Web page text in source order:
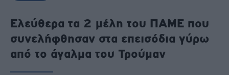
Real
Estate
Ενέργεια
Ελεύθερα τα 2 μέλη του ΠΑΜΕ που
συνελήφθησαν στα επεισόδια γύρω
από το άγαλμα του Τρούμαν